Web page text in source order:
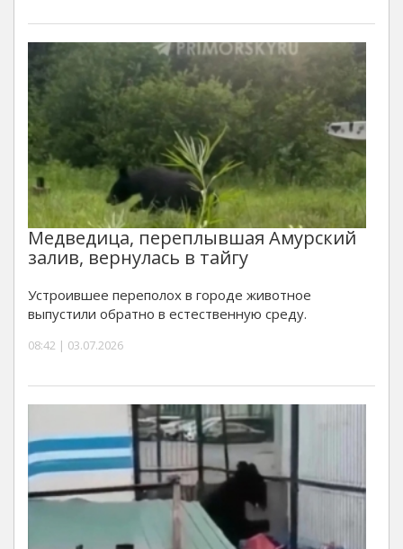
Медведица, переплывшая Амурский
залив, вернулась в тайгу
Устроившее переполох в городе животное
выпустили обратно в естественную среду.
08:42 | 03.07.2026